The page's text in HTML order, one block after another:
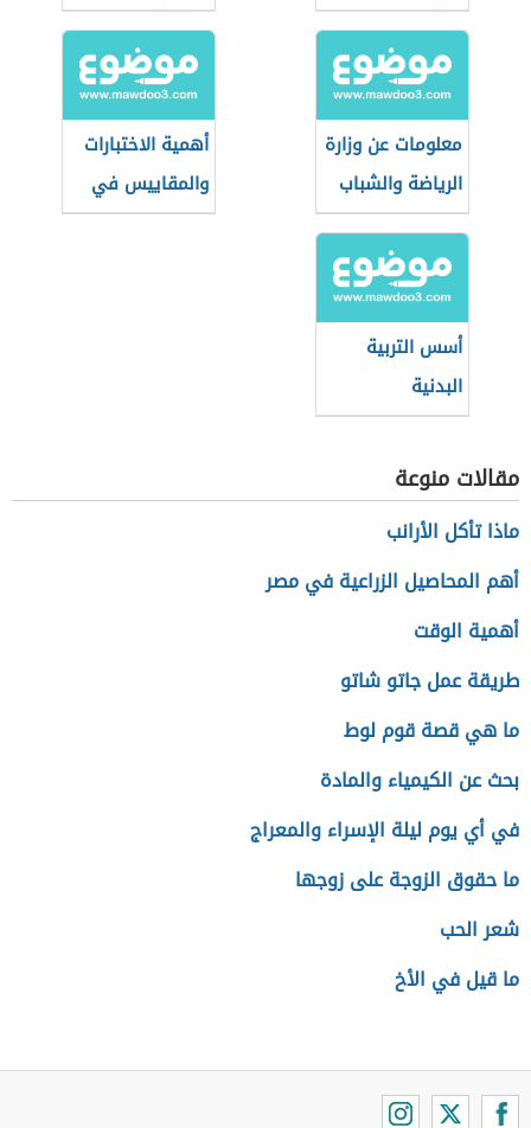
معلومات عن وزارة
الرياضة والشباب
القطرية
أهمية الاختبارات
والمقاييس في
التربية الرياضية
أسس التربية
البدنية
مقالات منوعة
ماذا تأكل الأرانب
أهم المحاصيل الزراعية في مصر
أهمية الوقت
طريقة عمل جاتو شاتو
ما هي قصة قوم لوط
بحث عن الكيمياء والمادة
في أي يوم ليلة الإسراء والمعراج
ما حقوق الزوجة على زوجها
شعر الحب
ما قيل في الأخ